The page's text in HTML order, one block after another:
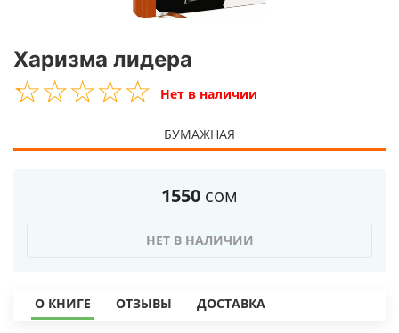
Харизма лидера
☆☆☆☆☆
★★★★★ Нет в наличии
БУМАЖНАЯ
1550 сом
НЕТ В НАЛИЧИИ
О КНИГЕ ОТЗЫВЫ ДОСТАВКА